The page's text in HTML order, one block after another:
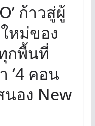
ก้าวสู่ผู้
หม่ของ
กพื้นที่
‘4 คอน
นอง New